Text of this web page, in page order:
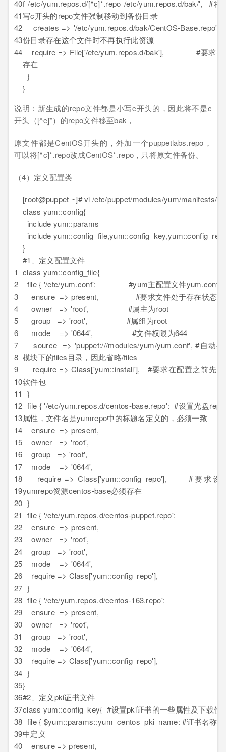
40
41
42
43
44
f /etc/yum.repos.d/[^c]*.repo /etc/yum.repos.d/bak/', #将
写c开头的repo文件强制移动到备份目录
creates => '/etc/yum.repos.d/bak/CentOS-
份目录存在这个文件时不再执行此资源
require => File['/etc/yum.repos.d/bak'], #要求备
存在
}
}
说明：新生成的repo文件都是小写c开头的，因此将不是c
开头（[^c]*）的repo文件移至bak，
原文件都是CentOS开头的，外加一个puppetlabs.repo，
可以将[^c]*.repo改成CentOS*.repo，只将原文件备份。
（4）定义配置类
1
2
3
4
5
6
7
8
9
10
11
12
13
14
15
16
17
18
19
20
21
22
23
24
25
26
27
28
29
30
31
32
33
34
35
36
37
38
39
40
[root@puppet ~]# vi /etc/puppet/modules/yum/manifests/
class yum::config{
include yum::params
include
}
#1、定义配置文件
class yum::config_file{
file { '/etc/yum.conf': #yum主配置文件yum.conf
ensure => present, #要求文件处于存在状态
owner => 'root', #属主为root
group => 'root', #属组为root
mode => '0644', #文件权限为644
source => 'puppet:///modules/yum/yum.conf', #自动
模块下的files目录，因此省略/files
require => Class['yum::install'], #要求在配置之前先
软件包
}
file { '/etc/yum.repos.d/centos-base.repo': #设置光盘
属性，文件名是yumrepo中的标题名定义的，必须一致
ensure => present,
owner => 'root',
group => 'root',
mode => '0644',
require => Class['yum::config_repo'], #要求设
yumrepo资源centos-base必须存在
}
file { '/etc/yum.repos.d/centos-puppet.repo':
ensure => present,
owner => 'root',
group => 'root',
mode => '0644',
require => Class['yum::config_repo'],
}
file { '/etc/yum.repos.d/centos-163.repo':
ensure => present,
owner => 'root',
group => 'root',
mode => '0644',
require => Class['yum::config_repo'],
}
}
#2、定义pki证书文件
class yum::config_key{ #设置pki证书的一些属性及下载位
file { $yum::params::yum_centos_pki_name: #证书名称
中定义
ensure => present,